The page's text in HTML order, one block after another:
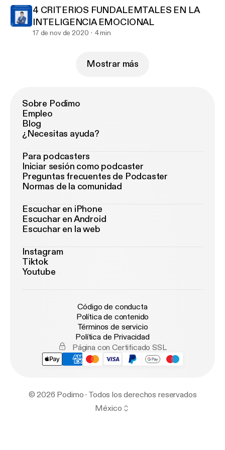
4 CRITERIOS FUNDALEMTALES EN LA
INTELIGENCIA EMOCIONAL
17 de nov de 2020 4 min
Mostrar más
Sobre Podimo
Empleo
Blog
¿Necesitas ayuda?
Para podcasters
Iniciar sesión como podcaster
Preguntas frecuentes de Podcaster
Normas de la comunidad
Escuchar en iPhone
Escuchar en Android
Escuchar en la web
Instagram
Tiktok
Youtube
Código de conducta
Política de contenido
Términos de servicio
Política de Privacidad
Página con Certificado SSL
© 2026 Podimo · Todos los derechos reservados
México